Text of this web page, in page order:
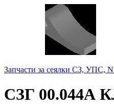
Запчасти за сеялки СЗ, УПС,
СЗГ 00.044А